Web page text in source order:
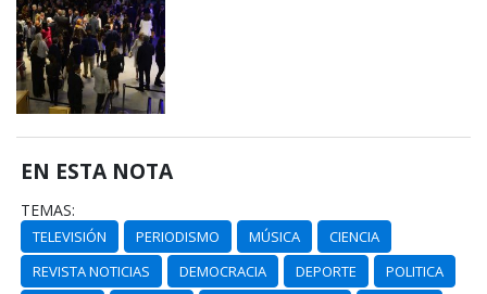
EN ESTA NOTA
TEMAS:
TELEVISIÓN PERIODISMO MÚSICA
CIENCIA
REVISTA NOTICIAS
DEMOCRACIA DEPORTE
POLITICA